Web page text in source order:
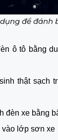
để đánh
ô tô bằng
thật sạch
đèn xe bằng
lớp sơn xe